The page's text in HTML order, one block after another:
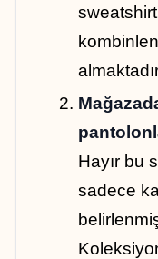
Hayır bu
sadece